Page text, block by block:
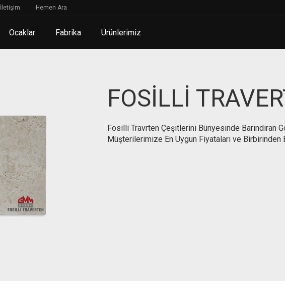
İletişim Hemen Ara
Ocaklar Fabrika Ürünlerimiz
FOSİLLİ
Fosilli Travrten Çeşitlerini Bünyesinde Barındıran
Müşterilerimize En Uygun Fiyataları ve Birbirinden